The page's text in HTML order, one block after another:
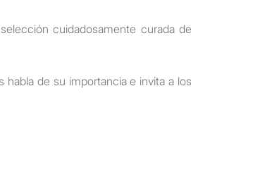
cuidadosamente curada de
de su importancia e invita a los